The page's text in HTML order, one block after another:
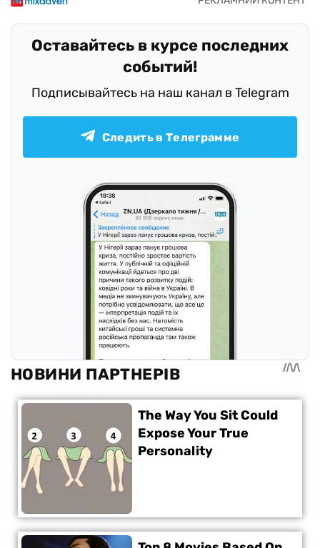
Оставайтесь в курсе последних
событий!
Подписывайтесь на наш канал в Telegram
Следить в Телеграмме